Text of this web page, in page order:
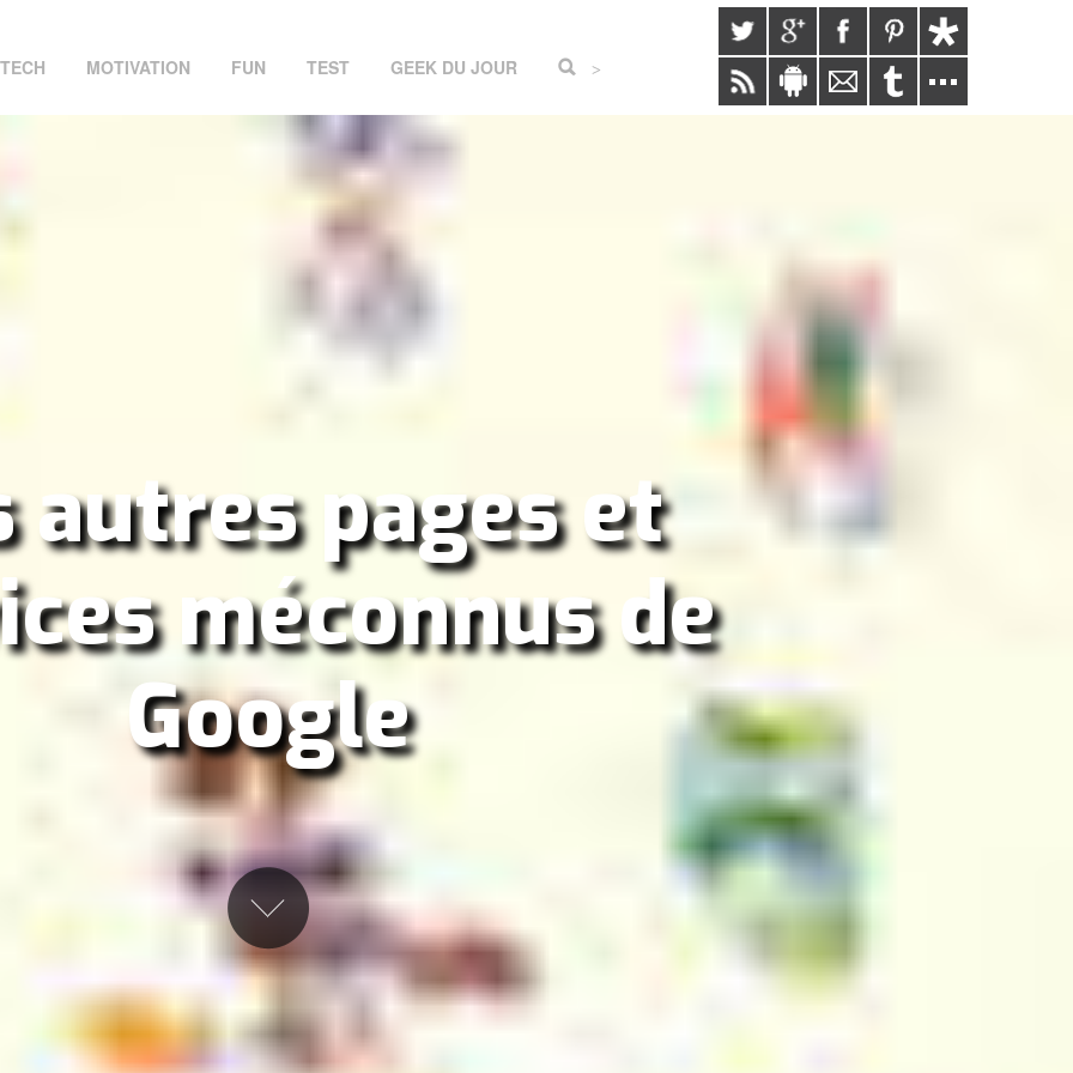
TECH MOTIVATION FUN TEST GEEK DU JOUR >
autres pages et
méconnus de
Google